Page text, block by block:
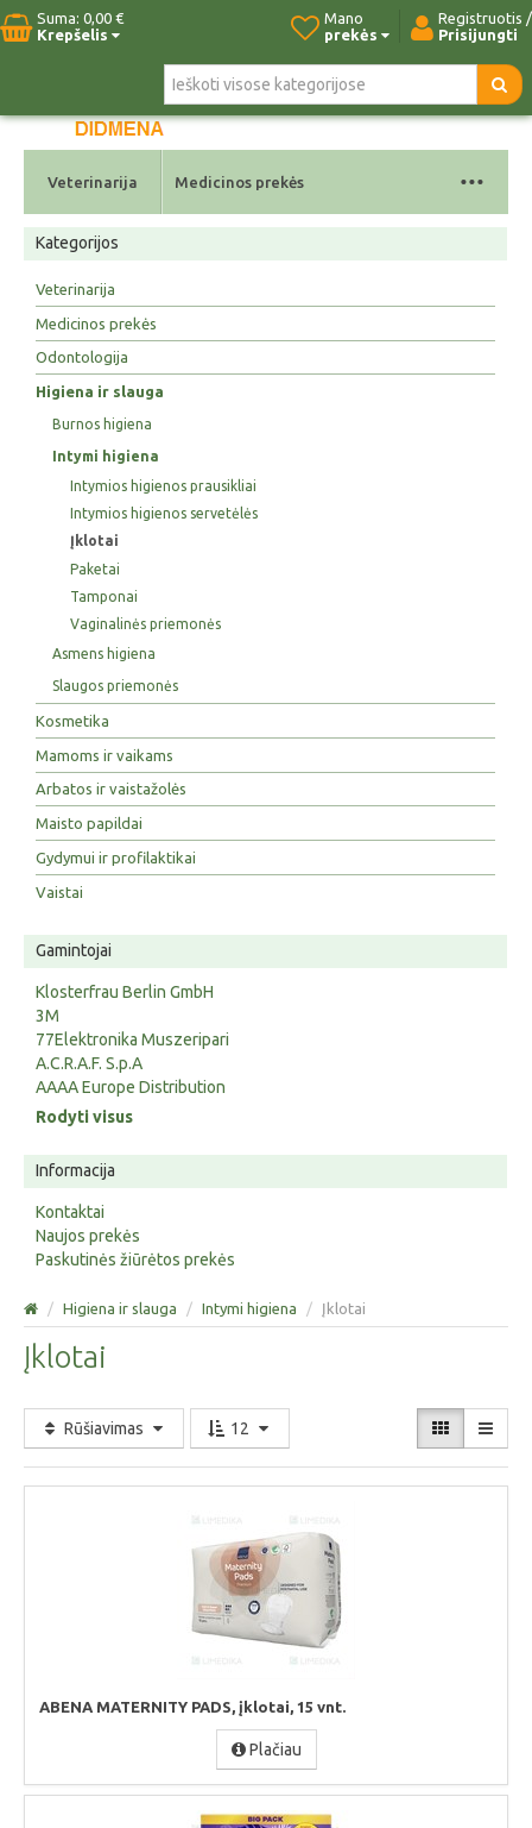
Suma: 0,00 €
Krepšelis
Registruotis /
Prisijungti
Mano
prekės
Pradžia Naujos prekės Kontaktai
Veterinarija Medicinos prekės ...
Kategorijos
Veterinarija
Medicinos prekės
Odontologija
Higiena ir slauga
Burnos higiena
Intymi higiena
Intymios higienos prausikliai
Intymios higienos servetėlės
Įklotai
Paketai
Tamponai
Vaginalinės priemonės
Asmens higiena
Slaugos priemonės
Kosmetika
Mamoms ir vaikams
Arbatos ir vaistažolės
Maisto papildai
Gydymui ir profilaktikai
Vaistai
Gamintojai
Klosterfrau Berlin GmbH
3M
77Elektronika Muszeripari
A.C.R.A.F. S.p.A
AAAA Europe Distribution
Rodyti visus
Informacija
Kontaktai
Naujos prekės
Paskutinės žiūrėtos prekės
/ Higiena ir slauga / Intymi higiena / Įklotai
Įklotai
Rūšiavimas 12
ABENA MATERNITY PADS, įklotai, 15 vnt.
Plačiau